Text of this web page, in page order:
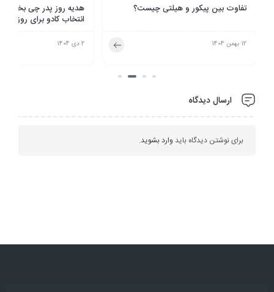
تفاوت بین پیکور و هیلتی چیست؟
12 بهمن 1404
هدیه روز پدر چی بخریم؟
انتخاب کادو برای روز مرد
2 دی 1404
ارسال دیدگاه
برای نوشتن دیدگاه باید وارد بشوید.